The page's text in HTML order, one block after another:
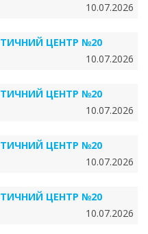
10.07.2026
ЦЕНТР №20
10.07.2026
ЦЕНТР №20
10.07.2026
ЦЕНТР №20
10.07.2026
ЦЕНТР №20
10.07.2026